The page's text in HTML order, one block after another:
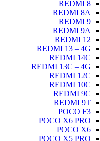
REDMI 8
REDMI 8A
REDMI 9
REDMI 9A
REDMI 12
REDMI 13 – 4G
REDMI 14C
REDMI 13C – 4G
REDMI 12C
REDMI 10C
REDMI 9C
REDMI 9T
POCO F3
POCO X6 PRO
POCO X6
POCO X5 PRO